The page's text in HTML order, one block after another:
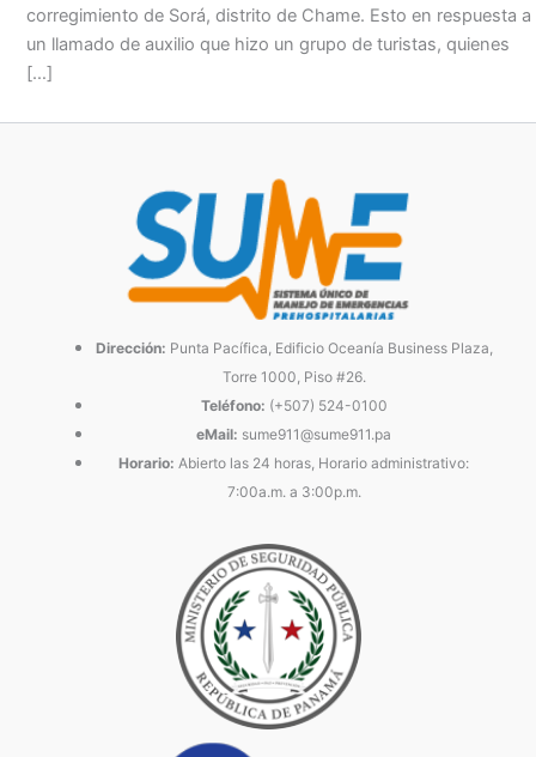
corregimiento de Sorá, distrito de Chame. Esto en respuesta a
un llamado de auxilio que hizo un grupo de turistas, quienes
[…]
Dirección: Punta Pacífica, Edificio Oceanía Business Plaza,
Torre 1000, Piso #26.
Teléfono: (+507) 524-0100
eMail: sume911@sume911.pa
Horario: Abierto las 24 horas, Horario administrativo:
7:00a.m. a 3:00p.m.